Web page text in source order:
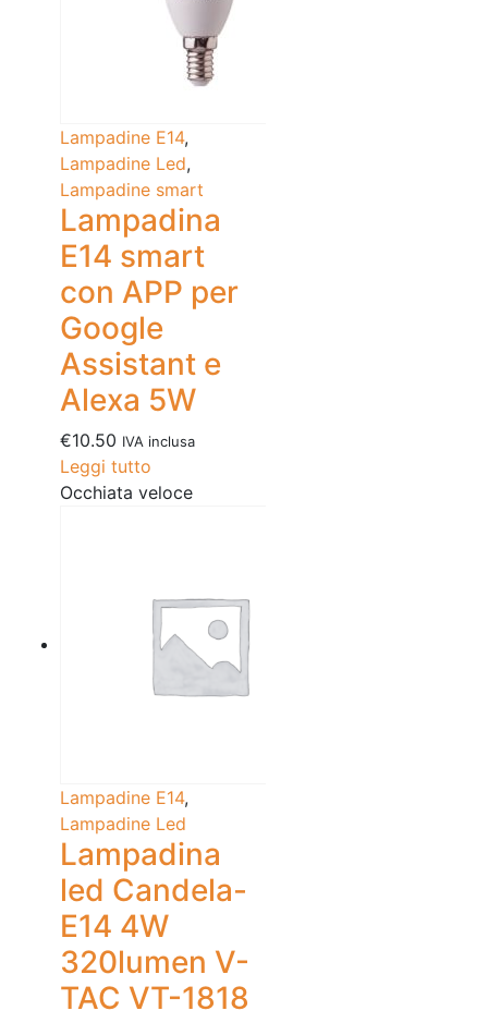
Lampadine E14,
Lampadine Led,
Lampadine smart
Lampadina
E14 smart
con APP per
Google
Assistant e
Alexa 5W
€10.50 IVA inclusa
Leggi tutto
Occhiata veloce
Lampadine E14,
Lampadine Led
Lampadina
led Candela-
E14 4W
320lumen V-
TAC VT-1818